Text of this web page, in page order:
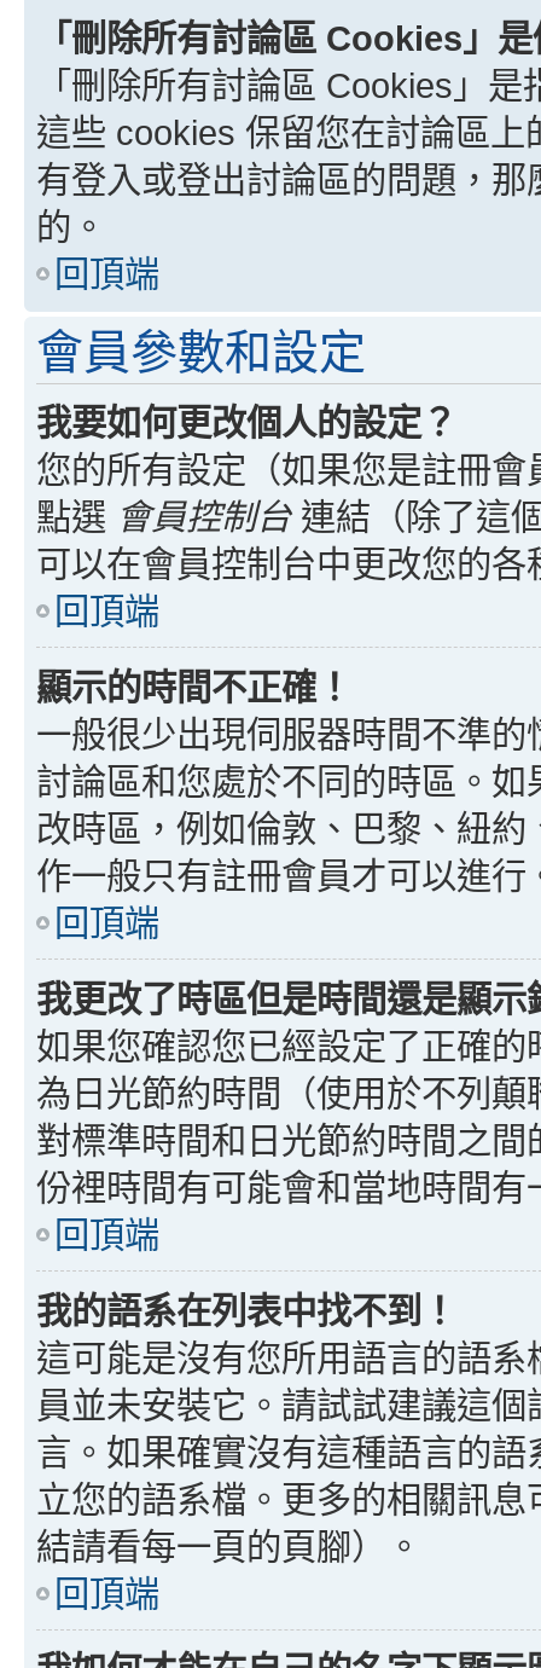
「刪除所有討論區 Cookies」
「刪除所有討論區 Cookies」
這些 cookies 保留您在討論區
有登入或登出討論區的問題，
的。
回頂端
會員參數和設定
我要如何更改個人的設定？
您的所有設定（如果您是註冊
點選 會員控制台連結（除了這
可以在會員控制台中更改您的各
回頂端
顯示的時間不正確！
一般很少出現伺服器時間不準
討論區和您處於不同的時區。
改時區，例如倫敦、巴黎、紐
作一般只有註冊會員才可以進
回頂端
我更改了時區但是時間還是顯示
如果您確認您已經設定了正確
為日光節約時間（使用於不列
對標準時間和日光節約時間之
份裡時間有可能會和當地時間
回頂端
我的語系在列表中找不到！
這可能是沒有您所用語言的語
員並未安裝它。請試試建議這
言。如果確實沒有這種語言的
立您的語系檔。更多的相關訊
結請看每一頁的頁腳）。
回頂端